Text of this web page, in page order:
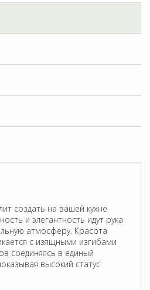
создать на вашей кухне
и элегантность идут рука
атмосферу. Красота
с изящными изгибами
соединяясь в единый
высокий статус